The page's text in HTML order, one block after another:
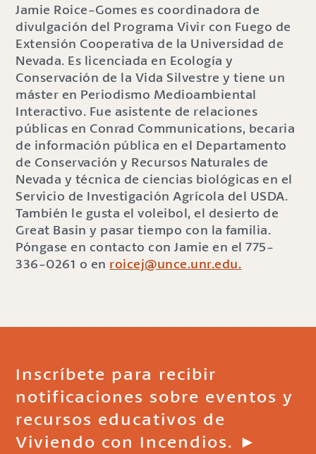
Jamie Roice-Gomes es coordinadora de
divulgación del Programa Vivir con Fuego de
Extensión Cooperativa de la Universidad de
Nevada. Es licenciada en Ecología y
Conservación de la Vida Silvestre y tiene un
máster en Periodismo Medioambiental
Interactivo. Fue asistente de relaciones
públicas en Conrad Communications, becaria
de información pública en el Departamento
de Conservación y Recursos Naturales de
Nevada y técnica de ciencias biológicas en el
Servicio de Investigación Agrícola del USDA.
También le gusta el voleibol, el desierto de
Great Basin y pasar tiempo con la familia.
Póngase en contacto con Jamie en el 775-
336-0261 o en roicej@unce.unr.edu.
Inscríbete para recibir
notificaciones sobre eventos y
recursos educativos de
Viviendo con Incendios. ►